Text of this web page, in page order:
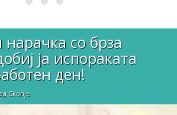
со брза
ја испораката
ден!
Скопје